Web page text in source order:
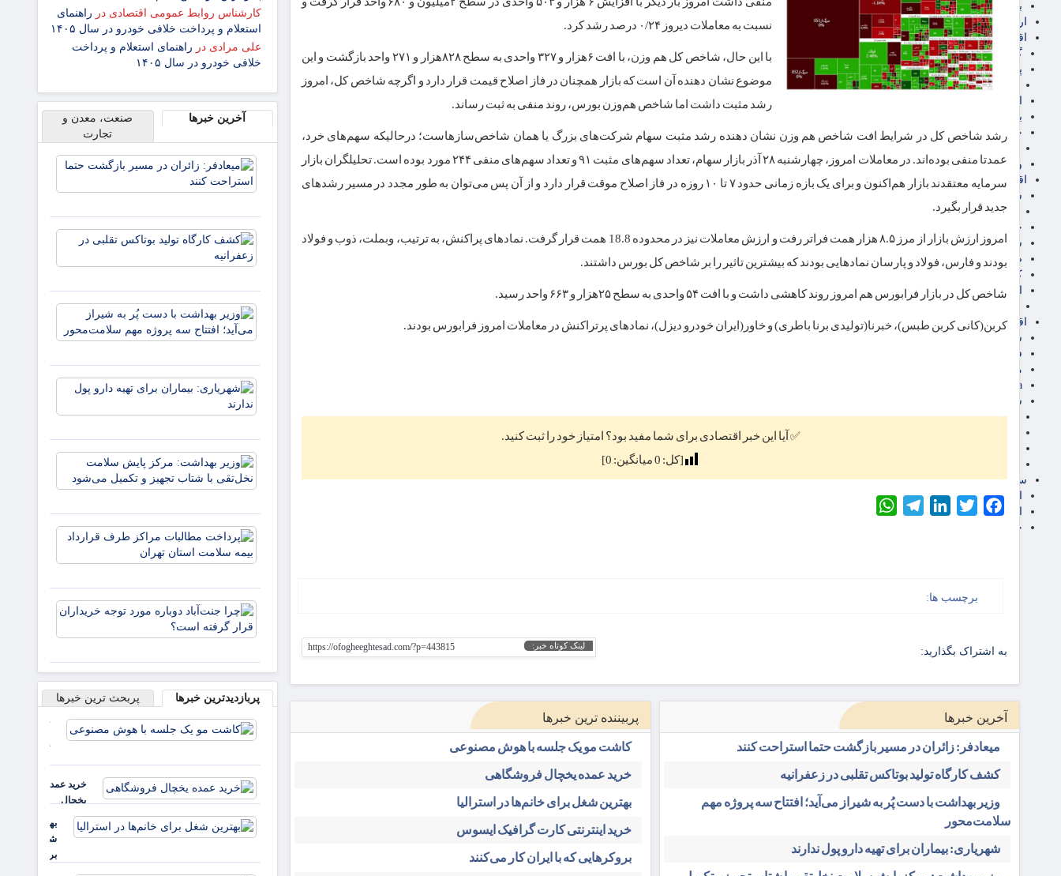
برق، آب و انرژی
ارز دیجیتال
اقتصاد اجتماعی
گردشگری
پزشکی، سلامت و زیبایی
ایران مدلب
بازنشستگان
حقوق و قضایی
ورزشی
اقتصاد شهری و روستایی
شهر و مسکن و عمران
گسترش ساختمان
حمل و نقل
شهرک های صنعتی
صنایع غذایی
کشاورزی و دامداری
اخبار استان ها
اقتصاد بین الملل
سیاسی
فارکس
مناطق آزاد تجاری
24intermedia
سایر اخبار اقتصادی
عمومی و سرگرمی
سایر رسانه ها
اقتصاد فارسی
اقتصاد آفرین
خرید انواع دیزل ژنراتور
نسبت به معاملات دیروز ۰/۲۴ درصد رشد کرد.
با این حال، شاخص کل هم وزن، با افت ۶هزار و ۳۲۷ واحدی به سطح ۸۲۸هزار و ۲۷۱ واحد بازگشت و این
موضوع نشان دهنده آن است که بازار همچنان در فاز اصلاح قیمت قرار دارد و اگرچه شاخص کل، امروز
رشد مثبت داشت اما شاخص هم‌وزن بورس، روند منفی به ثبت رساند.
رشد شاخص کل در شرایط افت شاخص هم وزن نشان دهنده رشد مثبت سهام شرکت‌های بزرگ یا همان شاخص‌سازهاست؛ درحالیکه سهم‌های خرد،
عمدتا منفی بوده‌اند. در معاملات امروز، چهارشنبه ۲۸ آذر بازار سهام، تعداد سهم‌های مثبت ۹۱ و تعداد سهم‌های منفی ۲۴۴ مورد بوده است. تحلیلگران بازار
سرمایه معتقدند بازار هم‌اکنون و برای یک بازه زمانی حدود ۷ تا ۱۰ روزه در فاز اصلاح موقت قرار دارد و از آن پس می‌توان به طور مجدد در مسیر رشدهای
جدید قرار بگیرد.
امروز ارزش بازار از مرز ۸.۵ هزار همت فراتر رفت و ارزش معاملات نیز در محدوده 18.8 همت قرار گرفت. نمادهای پراکنش، به ترتیب، وبملت، ذوب و فولاد
بودند و فارس، فولاد و پارسان نمادهایی بودند که بیشترین تاثیر را بر شاخص کل بورس داشتند.
شاخص کل در بازار فرابورس هم امروز روند کاهشی داشت و با افت ۵۴ واحدی به سطح ۲۵هزار و ۶۶۳ واحد رسید.
کربن(کانی کربن طبس)، خبرنا(تولیدی برنا باطری) و خاور(ایران خودرو دیزل)، نمادهای پرتراکنش در معاملات امروز فرابورس بودند.
✅ آیا این خبر اقتصادی برای شما مفید بود؟ امتیاز خود را ثبت کنید.
[کل: 0میانگین: 0
]
Facebook
Twitter
LinkedIn
Telegram
برچسب ها:
به اشتراک بگذارید: لینک کوتاه خبر: https://ofogheeghtesad.com/?p=443815
آخرین خبرها
میعادفر: زائران در مسیر بازگشت حتما استراحت کنند
کشف کارگاه تولید بوتاکس تقلبی در زعفرانیه
وزیر بهداشت با دست پُر به شیراز می‌آید؛ افتتاح سه پروژه مهم
سلامت‌محور
شهریاری: بیماران برای تهیه دارو پول ندارند
پربیننده ترین خبرها
کاشت مو یک جلسه با هوش مصنوعی
خرید عمده یخچال فروشگاهی
بهترین شغل برای خانم‌ها در استرالیا
خرید اینترنتی کارت گرافیک ایسوس
بروکرهایی‌ که با ایران کار می‌کنند
کارشناس روابط عمومی اقتصادی در راهنمای
استعلام و پرداخت خلافی خودرو در سال ۱۴۰۵
علی مرادی در راهنمای استعلام و پرداخت
خلافی خودرو در سال ۱۴۰۵
آخرین خبرها
صنعت، معدن و
تجارت
خریداران
پربازدیدترین خبرها پربحث ترین خبرها
خرید عمده
یخچال
فروشگاهی
بهترین
شغل
برای